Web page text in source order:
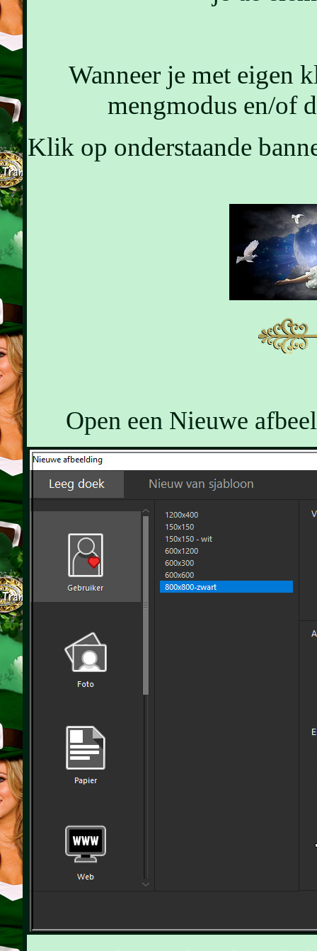
Wanneer je met eigen
mengmodus en/of
Klik op onderstaande
Open een Nieuwe